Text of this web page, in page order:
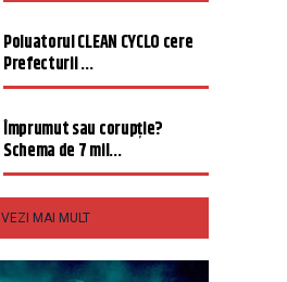
Poluatorul CLEAN CYCLO cere
Prefecturii ...
Împrumut sau corupție?
Schema de 7 mil...
VEZI MAI MULT